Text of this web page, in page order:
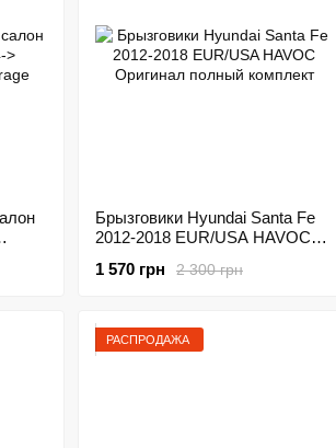
Брызговики Hyundai Santa Fe
2012-2018 EUR/USA HAVOC
2 300 грн
1 570 грн
РАСПРОДАЖА